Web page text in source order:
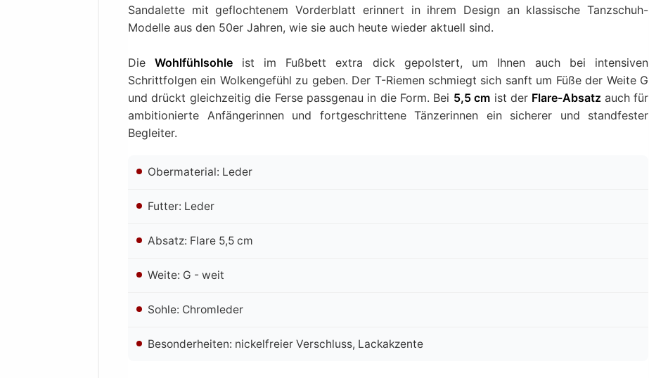
Sandalette mit geflochtenem Vorderblatt erinnert in ihrem Design an klassische Tanzschuh-
Modelle aus den 50er Jahren, wie sie auch heute wieder aktuell sind.
DieWohlfühlsohle ist im Fußbett extra dick gepolstert, um Ihnen auch bei intensiven
Schrittfolgen ein Wolkengefühl zu geben. Der T-Riemen schmiegt sich sanft um Füße der Weite G
und drückt gleichzeitig die Ferse passgenau in die Form. Bei 5,5 cm ist der Flare-Absatz auch für
ambitionierte Anfängerinnen und fortgeschrittene Tänzerinnen ein sicherer und standfester
Begleiter.
Obermaterial: Leder
Futter: Leder
Absatz: Flare 5,5 cm
Weite: G - weit
Sohle: Chromleder
Besonderheiten: nickelfreier Verschluss, Lackakzente